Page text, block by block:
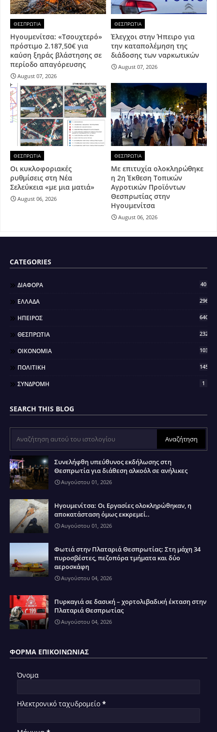
ΘΕΣΠΡΩΤΙΑ
Ηγουμενίτσα: «Τσουχτερό»
πρόστιμο 2.187,50€ για
καύση ξηράς βλάστησης σε
περίοδο απαγόρευσης
August 07, 2026
ΘΕΣΠΡΩΤΙΑ
Έλεγχοι στην Ήπειρο για
την καταπολέμηση της
διάδοσης των ναρκωτικών
August 07, 2026
ΘΕΣΠΡΩΤΙΑ
Οι κυκλοφοριακές
ρυθμίσεις στη Νέα
Σελεύκεια «με μια ματιά»
August 06, 2026
ΘΕΣΠΡΩΤΙΑ
Με επιτυχία ολοκληρώθηκε
η 2η Έκθεση Τοπικών
Αγροτικών Προϊόντων
Θεσπρωτίας στην
Ηγουμενίτσα
August 06, 2026
CATEGORIES
ΔΙΑΦΟΡΑ 40
ΕΛΛΑΔΑ 296
ΗΠΕΙΡΟΣ 640
ΘΕΣΠΡΩΤΙΑ 2323
ΟΙΚΟΝΟΜΙΑ 103
ΠΟΛΙΤΙΚΗ 145
ΣΥΝΔΡΟΜΗ 1
SEARCH THIS BLOG
Συνελήφθη υπεύθυνος εκδήλωσης στη
Θεσπρωτία για διάθεση αλκοόλ σε ανήλικες
Αυγούστου 01, 2026
Ηγουμενίτσα: Οι Εργασίες ολοκληρώθηκαν, η
αποκατάσταση όμως εκκρεμεί..
Αυγούστου 01, 2026
Φωτιά στην Πλαταριά Θεσπρωτίας: Στη μάχη 34
πυροσβέστες, πεζοπόρα τμήματα και δύο
αεροσκάφη
Αυγούστου 04, 2026
Πυρκαγιά σε δασική – χορτολιβαδική έκταση στην
Πλαταριά Θεσπρωτίας
Αυγούστου 04, 2026
ΦΌΡΜΑ ΕΠΙΚΟΙΝΩΝΊΑΣ
Όνομα
Ηλεκτρονικό ταχυδρομείο *